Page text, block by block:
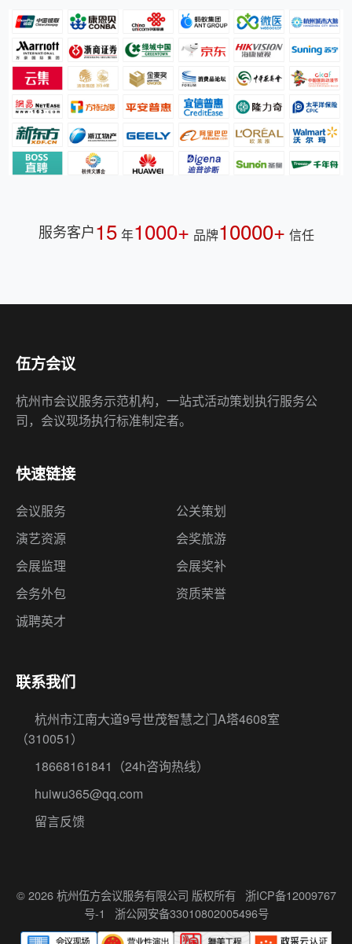
服务客户15 年1000+ 品牌10000+ 信任
伍方会议
杭州市会议服务示范机构，一站式活动策划执行服务公
司，会议现场执行标准制定者。
快速链接
会议服务
公关策划
演艺资源
会奖旅游
会展监理
会展奖补
会务外包
资质荣誉
诚聘英才
联系我们
杭州市江南大道9号世茂智慧之门A塔4608室
（310051）
18668161841
（24h咨询热线）
huiwu365@qq.com
留言反馈
© 2026 杭州伍方会议服务有限公司 版权所有 浙ICP备12009767
号-1
浙公网安备33010802005496号